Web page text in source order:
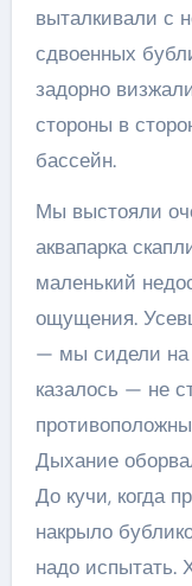
выталкивали с
сдвоенных
задорно
стороны в
бассейн.
Мы выстояли
аквапарка
маленький
ощущения.
— мы сидели на
казалось — не
Дыхание
До кучи, когда
накрыло
надо испытать.